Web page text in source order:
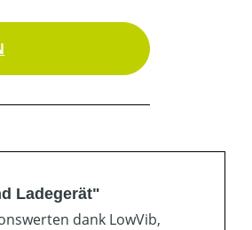
Ladegerät"
dank LowVib,